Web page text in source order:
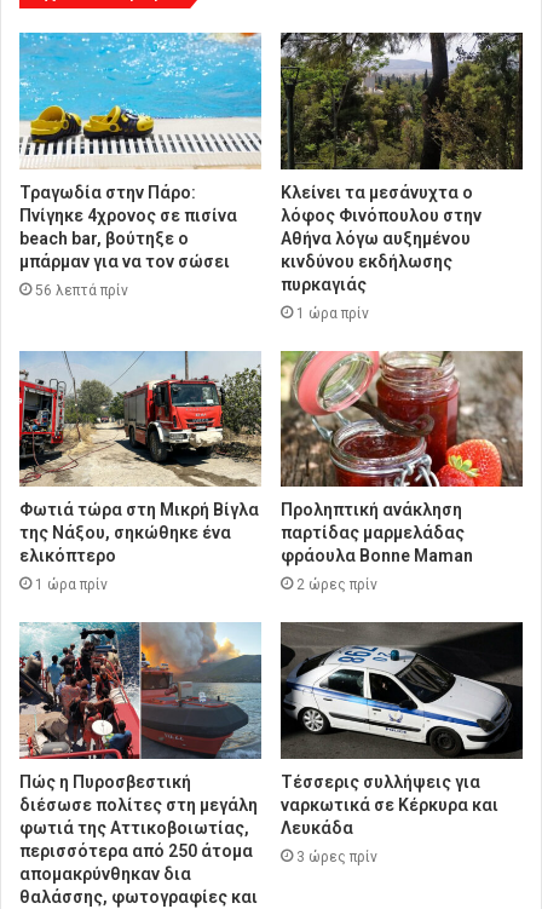
η
Τραγωδία στην Πάρο:
Πνίγηκε 4χρονος σε πισίνα
beach bar, βούτηξε ο
μπάρμαν για να τον σώσει
56 λεπτά πρίν
Κλείνει τα μεσάνυχτα ο
λόφος Φινόπουλου στην
Αθήνα λόγω αυξημένου
κινδύνου εκδήλωσης
πυρκαγιάς
1 ώρα πρίν
Φωτιά τώρα στη Μικρή Βίγλα
της Νάξου, σηκώθηκε ένα
ελικόπτερο
1 ώρα πρίν
Προληπτική ανάκληση
παρτίδας μαρμελάδας
φράουλα Bonne Maman
2 ώρες πρίν
Πώς η Πυροσβεστική
διέσωσε πολίτες στη μεγάλη
φωτιά της Αττικοβοιωτίας,
περισσότερα από 250 άτομα
απομακρύνθηκαν δια
θαλάσσης, φωτογραφίες και
Τέσσερις συλλήψεις για
ναρκωτικά σε Κέρκυρα και
Λευκάδα
3 ώρες πρίν